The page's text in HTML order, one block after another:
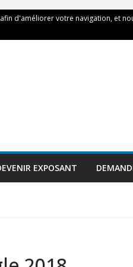
EXPOSANT
d'améliorer votre navigation, et